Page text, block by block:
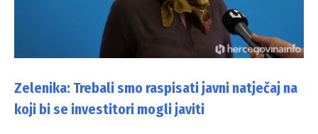
Zelenika: Trebali smo raspisati javni natječaj na
koji bi se investitori mogli javiti